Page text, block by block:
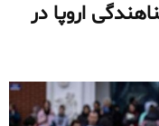
اروپا در